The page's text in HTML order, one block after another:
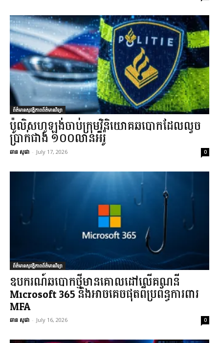
ព័ត៌មានសុវត្ថិភាពព័ត៌មានវិទ្យា
ប៉ូលិសហូឡង់ចាប់ក្រុមវិនិយោគឆបោកដែលលួច
ប្រាក់ជាង ១០០លានអឺរ៉ូ
ឆាន សុផា - July 17, 2026 0
ព័ត៌មានសុវត្ថិភាពព័ត៌មានវិទ្យា
ឧបករណ៍ឆបោកថ្មីមានគោលដៅលើគណនី
Microsoft 365 និងអាចគេចផុតពីប្រព័ន្ធការពារ
MFA
ឆាន សុផា - July 16, 2026 0